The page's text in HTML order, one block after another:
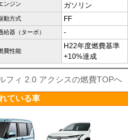
ンジン
ガソリン
動方式 FF
給器（ターボ） -
費性能
H22年度燃費基準
+10%達成
フィ 2.0 アクシスの燃費TOPへ
ている車